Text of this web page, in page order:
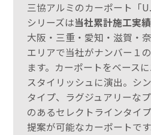
三協アルミのカーポート「
シリーズは当社累計施工実
大阪・三重・愛知・滋賀・
エリアで当社がナンバー１
ます。カーポートをベース
スタイリッシュに演出。シ
タイプ、ラグジュアリーな
のあるセレクトラインタイ
提案が可能なカーポートです